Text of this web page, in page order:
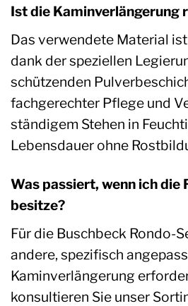
Ist die Kaminverlängerung
Das verwendete Material
dank der speziellen
schützenden
fachgerechter Pflege und
ständigem Stehen in
Lebensdauer ohne
Was passiert, wenn ich die
besitze?
Für die Buschbeck Rondo-
andere, spezifisch
Kaminverlängerung
konsultieren Sie unser